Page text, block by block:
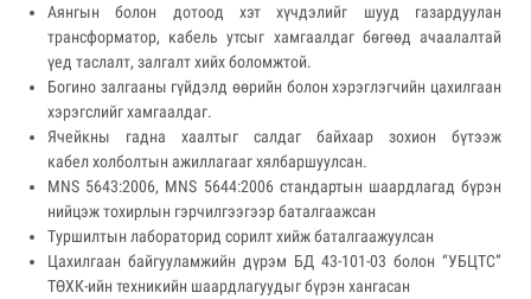
Аянгын болон дотоод хэт хүчдэлийг шууд газардуулан
трансформатор, кабель утсыг хамгаалдаг бөгөөд ачаалалтай
үед таслалт, залгалт хийх боломжтой.
Богино залгааны гүйдэлд өөрийн болон хэрэглэгчийн цахилгаан
хэрэгслийг хамгаалдаг.
Ячейкны гадна хаалтыг салдаг байхаар зохион бүтээж
кабел холболтын ажиллагааг хялбаршуулсан.
MNS 5643:2006, MNS 5644:2006 стандартын шаардлагад бүрэн
нийцэж тохирлын гэрчилгээгээр баталгаажсан
Туршилтын лабораторид сорилт хийж баталгаажуулсан
Цахилгаан байгууламжийн дүрэм БД 43-101-03 болон “УБЦТС”
ТӨХК-ийн техникийн шаардлагуудыг бүрэн хангасан